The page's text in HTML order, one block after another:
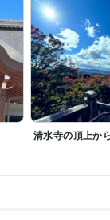
トに気づけます
清水寺の頂上か